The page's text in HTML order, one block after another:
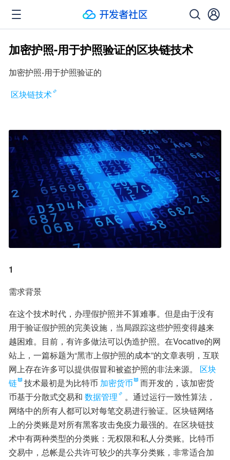
加密护照-用于护照验证的区块链技术
加密护照-用于护照验证的
区块链技术
1
需求背景
在这个技术时代，办理假护照并不算难事。但是由于没有
用于验证假护照的完美设施，当局跟踪这些护照变得越来
越困难。目前，有许多做法可以伪造护照。在Vocative的网
站上，一篇标题为“黑市上假护照的成本”的文章表明，互联
网上存在许多可以提供假冒和被盗护照的非法来源。
区块
链
技术最初是为比特币 加密货币
而开发的，该加密货
币基于分散式交易和 数据管理
。通过运行一致性算法，
网络中的所有人都可以对每笔交易进行验证。区块链网络
上的分类账是对所有黑客攻击免疫力最强的。在区块链技
术中有两种类型的分类账：无权限和私人分类账。比特币
交易中，总帐是公共许可较少的共享分类账，非常适合加